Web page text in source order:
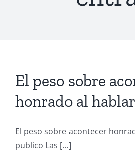
El peso sobre
honrado al
El peso sobre acontecer
publico Las [...]